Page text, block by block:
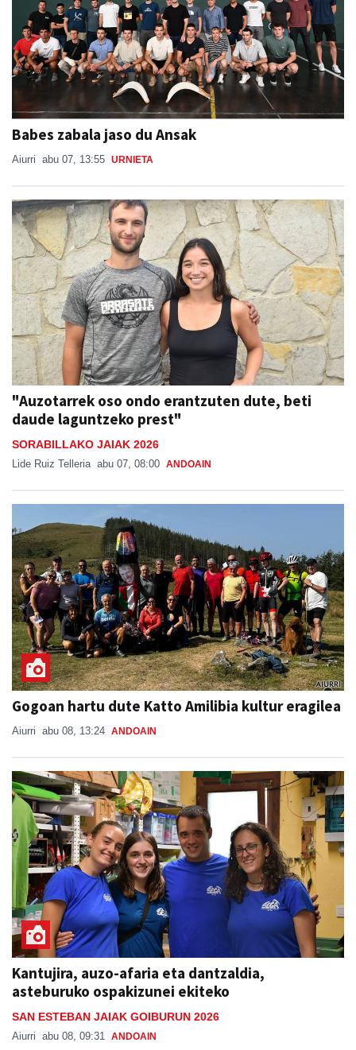
Babes zabala jaso du Ansak
Aiurri abu 07, 13:55 URNIETA
"Auzotarrek oso ondo erantzuten dute, beti
daude laguntzeko prest"
SORABILLAKO JAIAK 2026
Lide Ruiz Telleria abu 07, 08:00 ANDOAIN
Gogoan hartu dute Katto Amilibia kultur eragilea
Aiurri abu 08, 13:24 ANDOAIN
Kantujira, auzo-afaria eta dantzaldia,
asteburuko ospakizunei ekiteko
SAN ESTEBAN JAIAK GOIBURUN 2026
Aiurri abu 08, 09:31 ANDOAIN